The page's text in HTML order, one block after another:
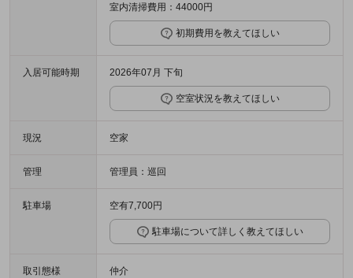
室内清掃費用：44000円
初期費用を教えてほしい
入居可能時期 2026年07月 下旬
空室状況を教えてほしい
現況 空家
管理 管理員：巡回
駐車場 空有7,700円
駐車場について詳しく教えてほしい
取引態様 仲介